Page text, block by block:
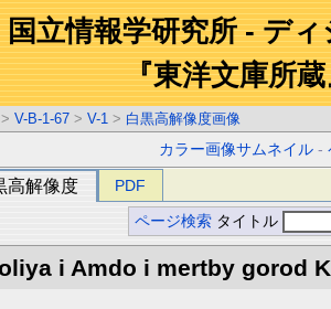
国立情報学研究所 - デ
『東洋文庫所
> V-B-1-67 > V-1 > 白黒高解像度画像
カラー画像サムネイル -
高解像度 PDF
ページ検索 タイトル
i Amdo i mertby gorod